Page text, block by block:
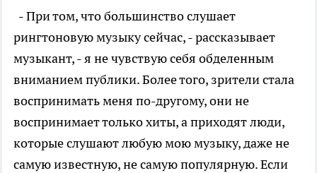
- При том, что большинство слушает
рингтоновую музыку сейчас, - рассказывает
музыкант, - я не чувствую себя обделенным
вниманием публики. Более того, зрители стала
воспринимать меня по-другому, они не
воспринимает только хиты, а приходят люди,
которые слушают любую мою музыку, даже не
самую известную, не самую популярную. Если